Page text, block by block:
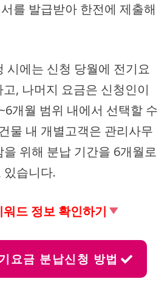
를 발급받아 한전에 제출해
시에는 신청 당월에 전기요
, 나머지 요금은 신청인이
개월 범위 내에서 선택할 수
물 내 개별고객은 관리사무
위해 분납 기간을 6개월로
있습니다.
드 정보 확인하기
요금 분납신청 방법